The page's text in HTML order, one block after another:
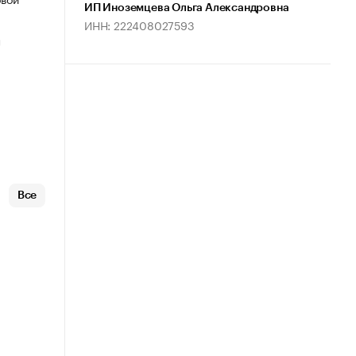
Все
ИП Иноземцева Ольга Александровна
ИНН: 222408027593